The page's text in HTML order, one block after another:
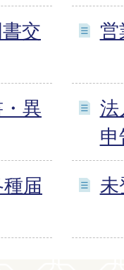
交
異
法
申
届
未